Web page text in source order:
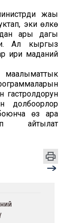
жаңы
эки өлкө
ары дагы
Ал кыргыз
ири маданий
маалыматтык
гастролдорун
долбоорлор
өз ара
айтылат